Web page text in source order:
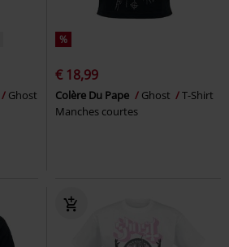
Ghost
%
€ 18,99
Colère Du Pape Ghost
T-Shirt
Manches courtes